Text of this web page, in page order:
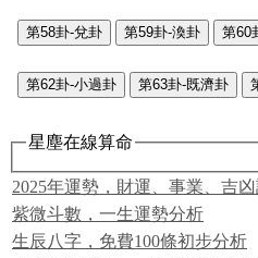
第58卦-兌卦 第59卦-渙卦 第60
第62卦-小過卦 第63卦-既濟卦
星塵在線算命
2025年運勢，財運、事業、吉
紫微斗數，一生運勢分析
生辰八字，免費100條初步分析